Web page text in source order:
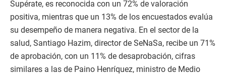
Supérate, es reconocida con un 72% de valoración
positiva, mientras que un 13% de los encuestados evalúa
su desempeño de manera negativa. En el sector de la
salud, Santiago Hazim, director de SeNaSa, recibe un 71%
de aprobación, con un 11% de desaprobación, cifras
similares a las de Paino Henríquez, ministro de Medio